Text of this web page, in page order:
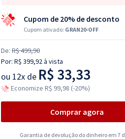
Cupom de 20% de desconto
Cupom ativado: GRAN20-OFF
De: R$ 499,90
Por: R$ 399,92à vista
ou 12x de R$ 33,33
Economize R$ 99,98 (-20%)
Comprar agora
Garantia de devolução do dinheiro em 7